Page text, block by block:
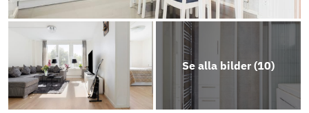
Se alla bilder (10)